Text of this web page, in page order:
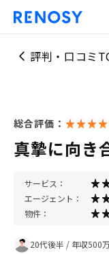
評判・口コミ
総合評価：
真摯に向き
サービス：
エージェント：
物件：
20代後半 / 年収500